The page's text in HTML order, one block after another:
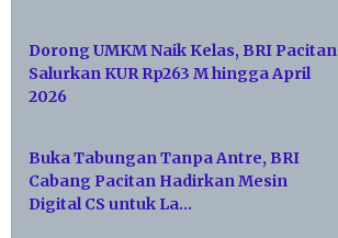
Dorong UMKM Naik Kelas, BRI Pacitan
Salurkan KUR Rp263 M hingga April
2026
Buka Tabungan Tanpa Antre, BRI
Cabang Pacitan Hadirkan Mesin
Digital CS untuk La…